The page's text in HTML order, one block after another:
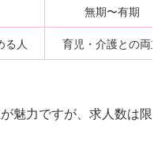
無期〜有期
る人 育児・介護との両立
魅力ですが、求人数は限